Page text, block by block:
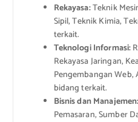
Rekayasa:Teknik
Sipil, Teknik Kimia,
terkait.
Teknologi Informasi:
Rekayasa Jaringan,
Pengembangan Web,
bidang terkait.
Bisnis dan Manajemen:
Pemasaran, Sumber